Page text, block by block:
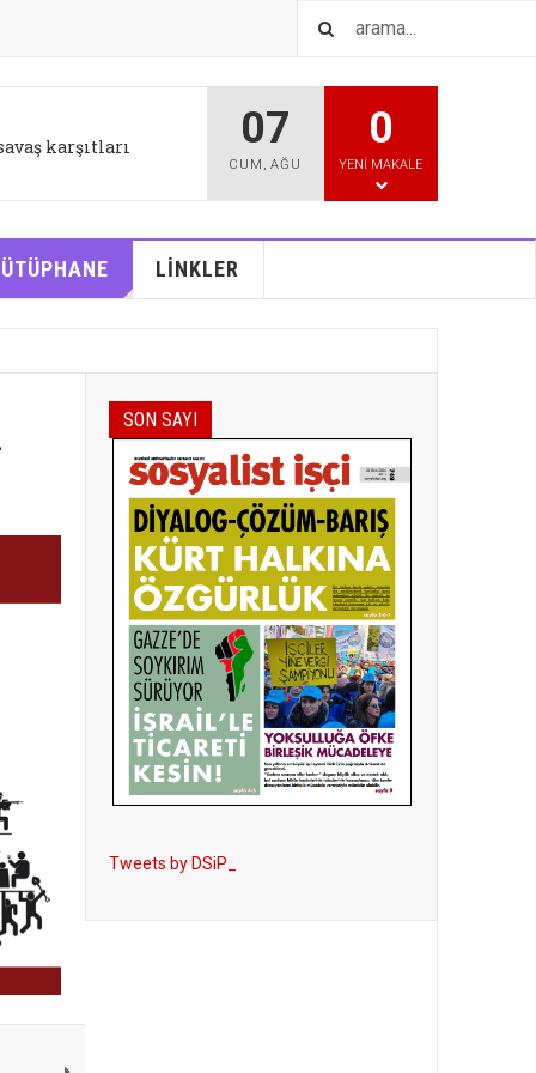
değişikliği bizi
07
CUM ,AĞU
0
YENI MAKALE
LİNKLER
SON SAYI
Tweets by DSiP_